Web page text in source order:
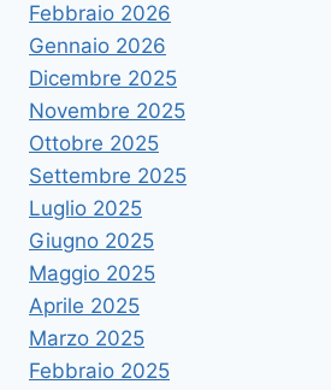
Febbraio 2026
Gennaio 2026
Dicembre 2025
Novembre 2025
Ottobre 2025
Settembre 2025
Luglio 2025
Giugno 2025
Maggio 2025
Aprile 2025
Marzo 2025
Febbraio 2025